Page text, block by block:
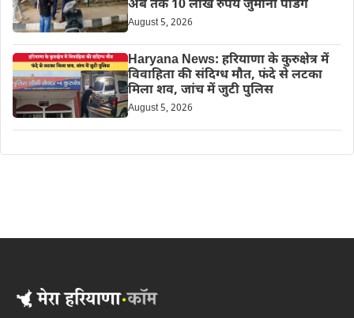
अब तक 10 लाख रुपये जुर्माना पेंडिंग
August 5, 2026
Haryana News: हरियाणा के कुरुक्षेत्र में
विवाहिता की संदिग्ध मौत, फंदे से लटका
मिला शव, जांच में जुटी पुलिस
August 5, 2026